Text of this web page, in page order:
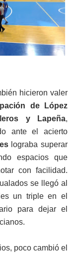
hicieron valer
de López
y Lapeña,
ante el acierto
lograba superar
espacios que
con facilidad.
se llegó al
un triple en el
para dejar el
poco cambió el